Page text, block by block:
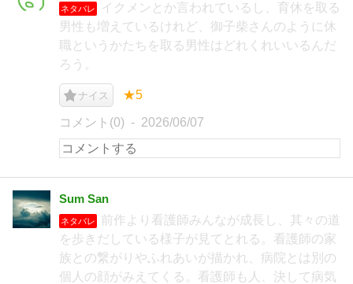
ネタバレ
イクメンとか言われているし、育休を取る
男性も増えているけれど、御子柴さんのように休
職というかたちを取る男性はどれくれいいるんだ
ろう。
ナイス ★5
コメント(0) 2026/06/07
Sum San
ネタバレ
前作より看護師みんなが成長し、其々の道
を歩きだしている様子が見てとれる。看護師の家
族との繋がりやふれあいが描かれ、病院とは別の
個人の顔がみえてくる。看護師も人、決して病気